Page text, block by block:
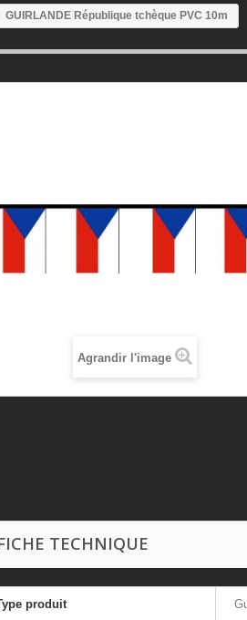
GUIRLANDE République tchèque PVC 10m
Agrandir l'image
TECHNIQUE
produit